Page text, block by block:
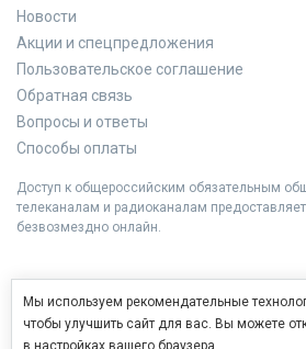
Новости
Акции и спецпредложения
Пользовательское соглашение
Обратная связь
Вопросы и ответы
Способы оплаты
Доступ к общероссийским обязательным
телеканалам и радиоканалам
безвозмездно онлайн.
Мы используем рекомендательные
чтобы улучшить сайт для вас. Вы можете
в настройках вашего браузера